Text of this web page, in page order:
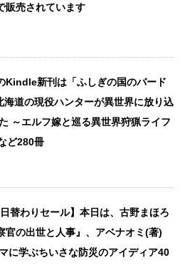
販売されています
Kindle新刊は「ふしぎの国のバード
海道の現役ハンターが異世界に放り込
～エルフ嫁と巡る異世界狩猟ライフ
ど280冊
替わりセール】本日は、古野まほろ
官の出世と人事』、アベナオミ(著)
マに学ぶちいさな防災のアイディア40